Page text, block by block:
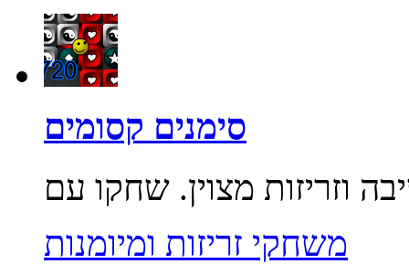
סימנים קסומים
משחקי זריזות ומיומנות